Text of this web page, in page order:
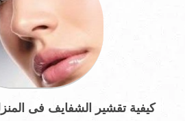
كيفية تقشير الشفايف فى